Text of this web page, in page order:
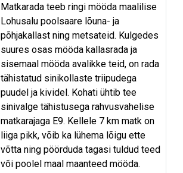
Matkarada teeb ringi mööda maalilise
Lohusalu poolsaare lõuna- ja
põhjakallast ning metsateid. Kulgedes
suures osas mööda kallasrada ja
sisemaal mööda avalikke teid, on rada
tähistatud sinikollaste triipudega
puudel ja kividel. Kohati ühtib tee
sinivalge tähistusega rahvusvahelise
matkarajaga E9. Kellele 7 km matk on
liiga pikk, võib ka lühema lõigu ette
võtta ning pöörduda tagasi tuldud teed
või poolel maal maanteed mööda.